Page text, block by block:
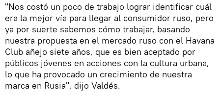
"Nos costó un poco de trabajo lograr identificar cuál
era la mejor vía para llegar al consumidor ruso, pero
ya por suerte sabemos cómo trabajar, basando
nuestra propuesta en el mercado ruso con el Havana
Club añejo siete años, que es bien aceptado por
públicos jóvenes en acciones con la cultura urbana,
lo que ha provocado un crecimiento de nuestra
marca en Rusia", dijo Valdés.